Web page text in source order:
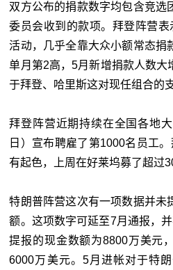
双方公布的捐款数字均包含竞选
委员会收到的款项。拜登阵营
活动，几乎全靠大众小额常态捐
单月第2高，5月新增捐款人数大
于拜登、哈里斯这对现任组合的
拜登阵营近期持续在全国各地
日）宣布聘雇了第1000名员工
有起色，上周在好莱坞募了超过
特朗普阵营这次有一项数据并未
额。这项数字可延至7月通报，
提报的现金数额为8800万美元
6000万美元。5月进帐对于特